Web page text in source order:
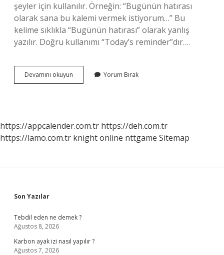
şeyler için kullanılır. Örneğin: “Bugünün hatırası
olarak sana bu kalemi vermek istiyorum…” Bu
kelime sıklıkla “Bugünün hatırası” olarak yanlış
yazılır. Doğru kullanımı “Today’s reminder”dır.…
Devamını okuyun
Gün
Yorum Bırak
https://appcalender.com.tr https://deh.com.tr
https://lamo.com.tr knight online nttgame Sitemap
Sidebar
Son Yazılar
Tebdil eden ne demek ?
Ağustos 8, 2026
Karbon ayak izi nasıl yapılır ?
Ağustos 7, 2026